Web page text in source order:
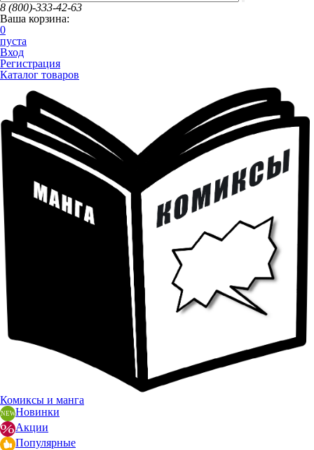
8 (800)-333-42-63
Ваша корзина:
0
пуста
Вход
Регистрация
Каталог товаров
Комиксы и манга
Новинки
Акции
Популярные